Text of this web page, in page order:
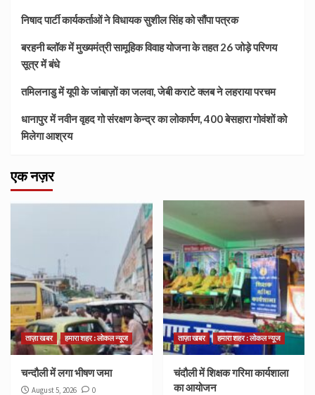
निषाद पार्टी कार्यकर्ताओं ने विधायक सुशील सिंह को सौंपा पत्रक
बरहनी ब्लॉक में मुख्यमंत्री सामूहिक विवाह योजना के तहत 26 जोड़े परिणय
सूत्र में बंधे
तमिलनाडु में यूपी के जांबाज़ों का जलवा, जेबी कराटे क्लब ने लहराया परचम
धानापुर में नवीन वृहद गो संरक्षण केन्द्र का लोकार्पण, 400 बेसहारा गोवंशों को
मिलेगा आश्रय
एक नज़र
ताज़ा खबर हमारा शहर : लोकल न्यूज
चन्दौली में लगा भीषण जमा
August 5, 2026 0
ताज़ा खबर हमारा शहर : लोकल न्यूज
चंदौली में शिक्षक गरिमा कार्यशाला
का आयोजन